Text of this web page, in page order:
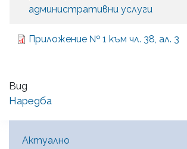
административни услуги
Приложение № 1 към чл. 38, ал. 3
Вид
Наредба
Main Menu [BG]
Актуално